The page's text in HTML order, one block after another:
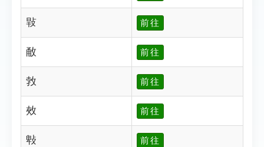
㪋 前往
㪌 前往
㪍 前往
㪎 前往
㪏 前往